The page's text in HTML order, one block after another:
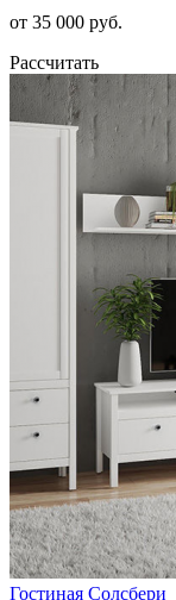
от 35 000 руб.
Рассчитать
Гостиная Солсбери